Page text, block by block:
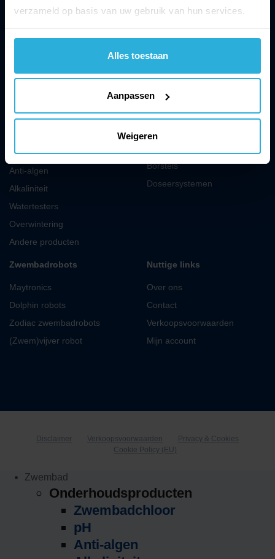
verzameld op basis van uw gebruik van hun services.
Alles toestaan
Aanpassen
Weigeren
support@zwembad.shop
Zwembad shop
Vlokkingsmiddel
Zwembadchloor
Anti-algen
Alkaliniteit
Watertesters
Overwintering
Andere producten
Accessoires voor
Borstels
Doseersystemen
Zwembadrobots
Maytronics
Dolphin robots
Zodiac zwembadrobots
(Zwem)vijver robot
Nuttige links
Over ons
Contact
Verkoopsvoorwaarden
Mijn account
Disclaimer Verkoopsvoorwaarden
Privacy & Cookies
Cookie Policy (EU)
Zwembad
Onderhoudsproducten
Zwembadchloor
pH
Anti-algen